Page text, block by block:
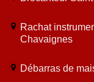
Rachat
Chavaignes
Débarras de